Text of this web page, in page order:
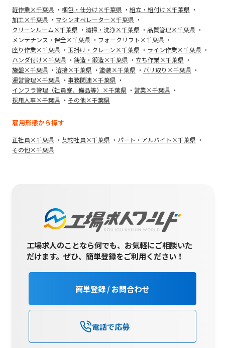
軽作業×千葉県 梱包・仕分け×千葉県
組立・組付け×千葉県
加工×千葉県
マシンオペレーター×千葉県
クリーンルーム×千葉県
清掃・洗浄×千葉県
品質管理×千葉県
メンテナンス・保全×千葉県
フォークリフト×千葉県
座り作業×千葉県
玉掛け・クレーン×千葉県
ライン作業×千葉県
ハンダ付け×千葉県
鋳造・鍛造×千葉県
立ち作業×千葉県
施盤×千葉県
溶接×千葉県 塗装×千葉県
バリ取り×千葉県
運営管理×千葉県
事務関連×千葉県
インフラ管理（社員寮、備品等）×千葉県
営業×千葉県
採用人事×千葉県
その他×千葉県
雇用形態から探す
正社員×千葉県 契約社員×千葉県
パート・アルバイト×千葉県
その他×千葉県
工場求人のことなら何でも、お気軽にご相談いた
だけます。ぜひ、簡単登録をご利用ください！
簡単登録 / お問合わせ
電話で応募